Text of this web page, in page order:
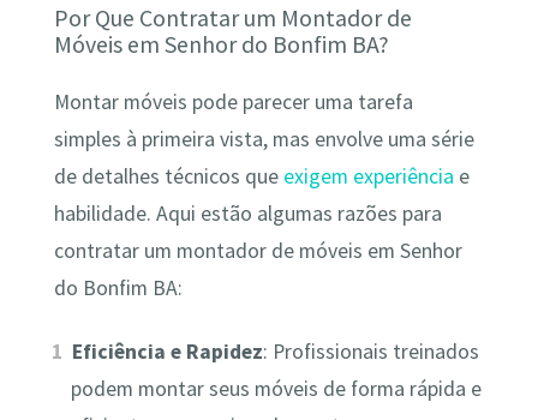
Por Que Contratar um Montador de
Móveis em Senhor do Bonfim BA?
Montar móveis pode parecer uma tarefa
simples à primeira vista, mas envolve uma série
de detalhes técnicos que exigem experiência e
habilidade. Aqui estão algumas razões para
contratar um montador de móveis em Senhor
do Bonfim BA:
Eficiência e Rapidez: Profissionais treinados
podem montar seus móveis de forma rápida e